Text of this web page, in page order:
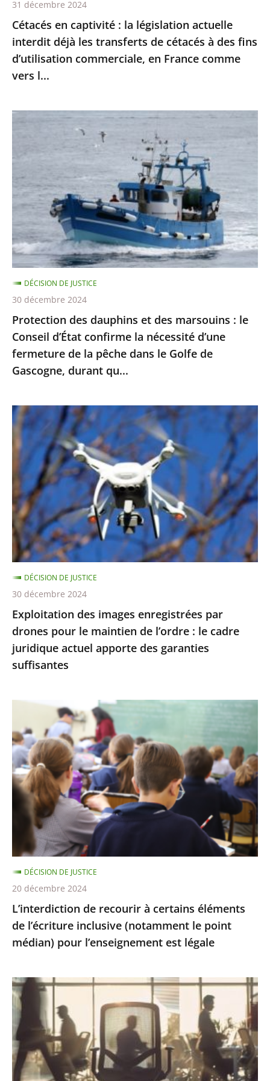
de
cétacés
à
des
fins
commerciale,
en
comme
vers
l...
Cétacés en captivité : la législation actuelle
interdit déjà les transferts de cétacés à des fins
d’utilisation commerciale, en France comme
vers l...
31 décembre 2024
Protection
des
dauphins
des
marsouins
le
Conseil
d’État
confirme
la
nécessité
d’une
fermeture
de
pêche
dans
le
Golfe
de
Gascogne,
durant
qu...
Protection des dauphins et des marsouins : le
Conseil d’État confirme la nécessité d’une
fermeture de la pêche dans le Golfe de
Gascogne, durant qu...
DÉCISION DE JUSTICE
30 décembre 2024
Exploitation
des
images
enregistrées
par
drones
pour
le
maintien
de
l’ordre
:
le
cadre
juridique
actuel
des
suffisantes
Exploitation des images enregistrées par
drones pour le maintien de l’ordre : le cadre
juridique actuel apporte des garanties
suffisantes
DÉCISION DE JUSTICE
30 décembre 2024
L’interdiction
recourir
à
certains
éléments
l’écriture
inclusive
(notamment
le
point
médian)
pour
l’enseignement
légale
L’interdiction de recourir à certains éléments
de l’écriture inclusive (notamment le point
médian) pour l’enseignement est légale
DÉCISION DE JUSTICE
20 décembre 2024
Présomption
de
démission
en
cas
d’abandon